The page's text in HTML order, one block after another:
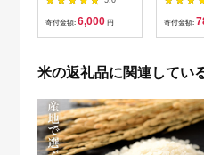
ック 新庄やまびこ米
（白米）【化粧箱入り
】 [m23-a009]
寄付金額: 6,000 円
船産 棚
リ 12kg+
寄付金額:
米の返礼品に関連してい